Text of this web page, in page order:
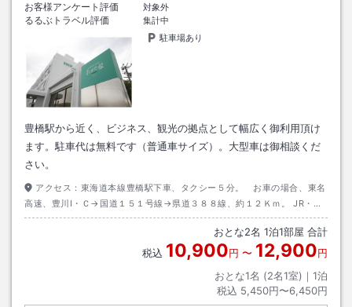
お客様アンケート評価
対象外
るるぶトラベル評価
集計中
駐車場あり
豊橋駅から近く、ビジネス、観光の拠点として幅広く御利用頂け
ます。駐車代は無料です（普通車サイズ）。大型車は御相談くだ
さい。
アクセス： 東海道本線豊橋駅下車、タクシー５分。 お車の場合、東名
高速、豊川I・Ｃ→国道１５１号線→県道３８８線、約１２Ｋｍ。 JR・名
鉄豊橋駅からバスで約１０分
おとな2名 1泊1部屋 合計
税込 10,900円 〜 12,900円
おとな1名 (2名1室)｜ 1泊
税込 5,450円〜6,450円